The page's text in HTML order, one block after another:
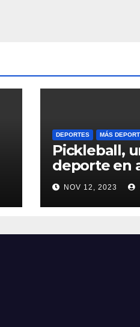
DEPORTES MÁS
Pickleball,
deporte en
NOV 12, 2023